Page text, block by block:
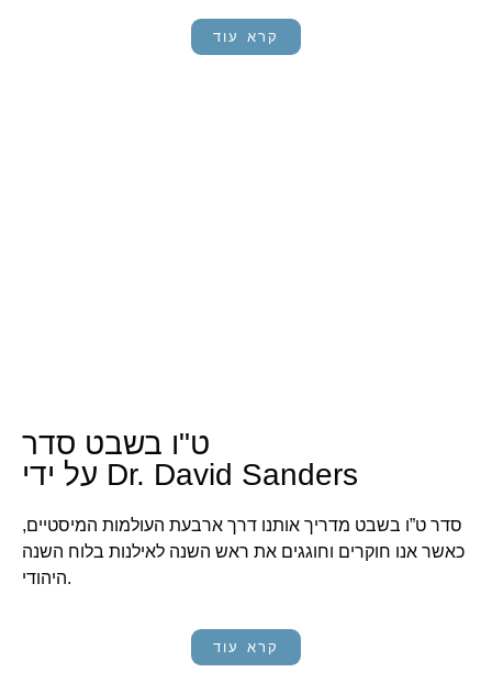
קרא עוד
ט"ו בשבט סדר
על ידי Dr. David Sanders
סדר ט”ו בשבט מדריך אותנו דרך ארבעת העולמות המיסטיים,
כאשר אנו חוקרים וחוגגים את ראש השנה לאילנות בלוח השנה
היהודי.
קרא עוד